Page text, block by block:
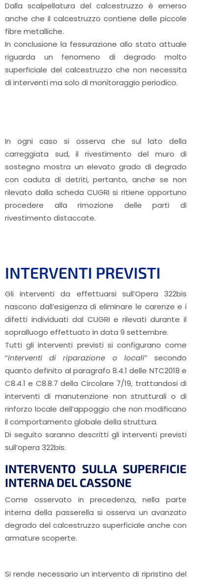
Dalla scalpellatura del calcestruzzo è emerso
anche che il calcestruzzo contiene delle piccole
fibre metalliche.
In conclusione la fessurazione allo stato attuale
riguarda un fenomeno di degrado molto
superficiale del calcestruzzo che non necessita
di interventi ma solo di monitoraggio periodico.
In ogni caso si osserva che sul lato della
carreggiata sud, il rivestimento del muro di
sostegno mostra un elevato grado di degrado
con caduta di detriti, pertanto, anche se non
rilevato dalla scheda CUGRI si ritiene opportuno
procedere alla rimozione delle parti di
rivestimento distaccate.
INTERVENTI PREVISTI
Gli interventi da effettuarsi sull’Opera 322bis
nascono dall’esigenza di eliminare le carenze e i
difetti individuati dal CUGRI e rilevati durante il
sopralluogo effettuato in data 9 settembre.
Tutti gli interventi previsti si configurano come
“interventi di riparazione o locali” secondo
quanto definito al paragrafo 8.4.1 delle NTC2018 e
C8.4.1 e C8.8.7 della Circolare 7/19, trattandosi di
interventi di manutenzione non strutturali o di
rinforzo locale dell’appoggio che non modificano
il comportamento globale della struttura.
Di seguito saranno descritti gli interventi previsti
sull’opera 322bis.
INTERVENTO SULLA SUPERFICIE
INTERNA DEL CASSONE
Come osservato in precedenza, nella parte
interna della passerella si osserva un avanzato
degrado del calcestruzzo superficiale anche con
armature scoperte.
Si rende necessario un intervento di ripristino del